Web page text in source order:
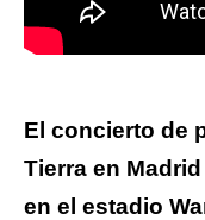
El concierto de
Tierra en
en el estadio